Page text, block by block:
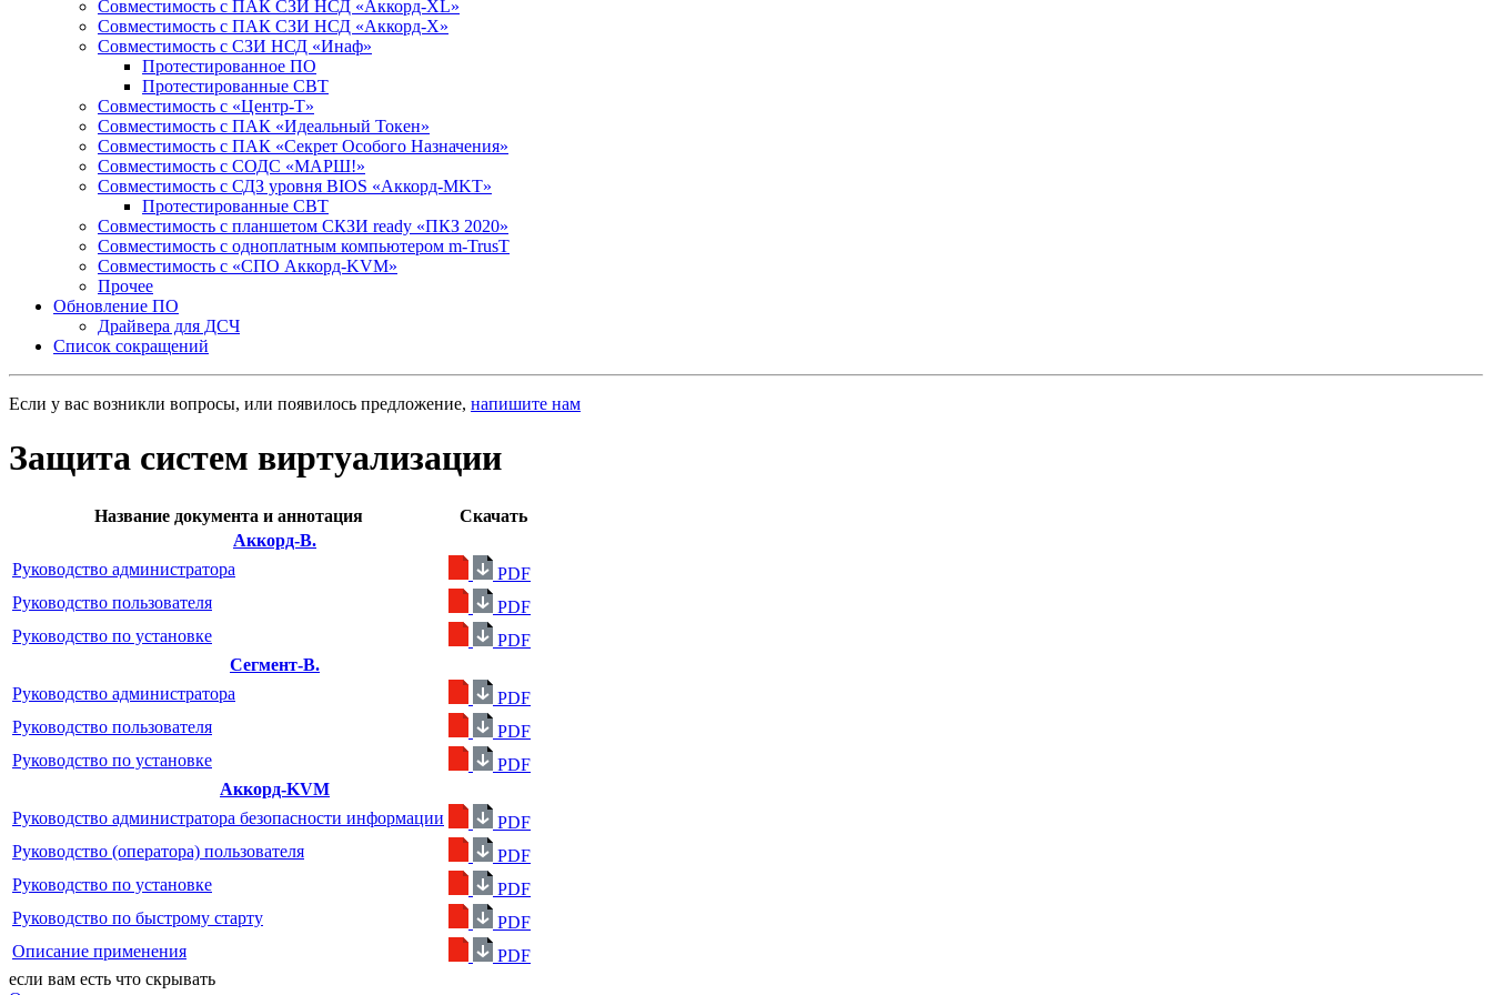
Совместимость с ПАК СЗИ НСД «Аккорд-ХL»
Совместимость с ПАК СЗИ НСД «Аккорд-Х»
Совместимость с СЗИ НСД «Инаф»
Протестированное ПО
Протестированные СВТ
Совместимость с «Центр-Т»
Совместимость с ПАК «Идеальный Токен»
Совместимость с ПАК «Секрет Особого Назначения»
Cовместимость с СОДС «МАРШ!»
Совместимость с СДЗ уровня BIOS «Аккорд-MKT»
Протестированные СВТ
Совместимость с планшетом СКЗИ ready «ПКЗ 2020»
Совместимость с одноплатным компьютером m-TrusT
Совместимость с «СПО Аккорд-KVM»
Прочее
Обновление ПО
Драйвера для ДСЧ
Список сокращений
Если у вас возникли вопросы, или появилось предложение, напишите нам
Защита систем виртуализации
Название документа и аннотация
Скачать
Аккорд-В.
Руководство администратора
PDF
Руководство пользователя
PDF
Руководство по установке
PDF
Сегмент-В.
Руководство администратора
PDF
Руководство пользователя
PDF
Руководство по установке
PDF
Аккорд-KVM
Руководство администратора безопасности информации
PDF
Руководство (оператора) пользователя
PDF
Руководство по установке
PDF
Руководство по быстрому старту
PDF
Описание применения
PDF
если вам есть что скрывать